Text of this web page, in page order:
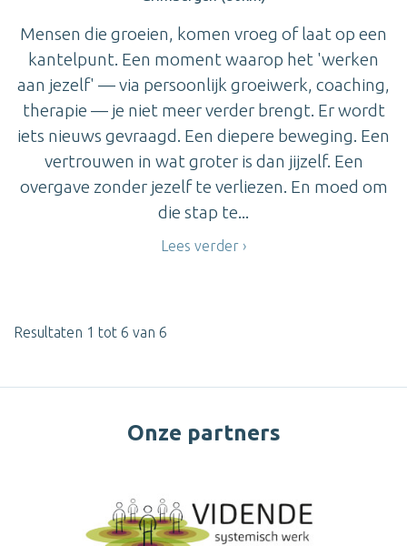
Mensen die groeien, komen vroeg of laat op een
kantelpunt. Een moment waarop het 'werken
aan jezelf' — via persoonlijk groeiwerk, coaching,
therapie — je niet meer verder brengt. Er wordt
iets nieuws gevraagd. Een diepere beweging. Een
vertrouwen in wat groter is dan jijzelf. Een
overgave zonder jezelf te verliezen. En moed om
die stap te...
Lees verder
Resultaten 1 tot 6 van 6
Onze partners